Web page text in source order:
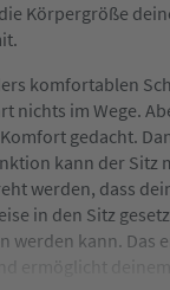
Körpergröße
komfortablen
nichts im Wege.
gedacht.
kann der Sitz
werden, dass
in den Sitz
werden kann. Das